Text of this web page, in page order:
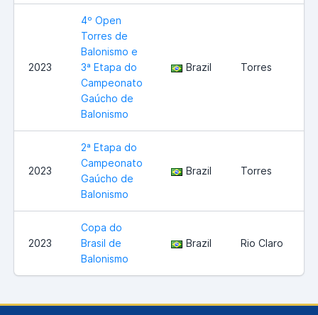
2023
4º Open
Torres de
Balonismo e
3ª Etapa do
Campeonato
Gaúcho de
Balonismo
Brazil Torres
2023
2ª Etapa do
Campeonato
Gaúcho de
Balonismo
Brazil Torres
2023
Copa do
Brasil de
Balonismo
Brazil Rio Claro